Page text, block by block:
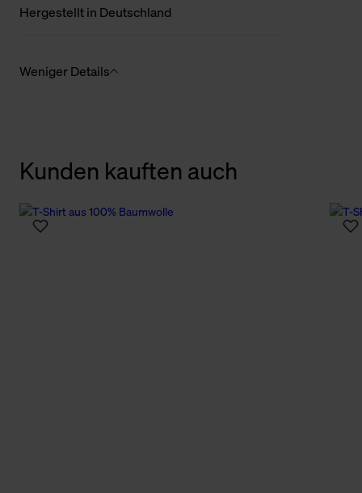
Hergestellt in Deutschland
Weniger Details
Kunden kauften auch